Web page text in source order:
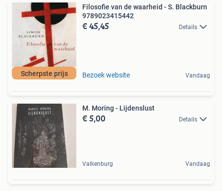
Scherpste prijs
Filosofie van de waarheid - S. Blackburn
9789023415442
€ 45,45 Details
Bezoek website Vandaag
M. Moring - Lijdenslust
€ 5,00 Details
Valkenburg Vandaag